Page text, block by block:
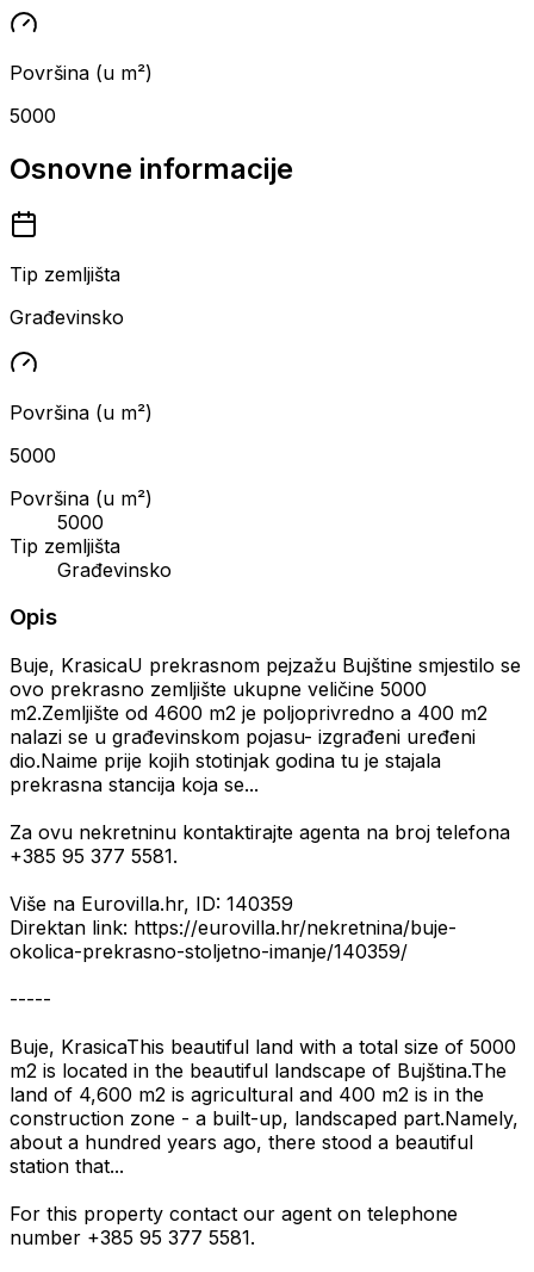
Površina (u m²)
5000
Osnovne informacije
Tip zemljišta
Građevinsko
Površina (u m²)
5000
Površina (u m²)
5000
Tip zemljišta
Građevinsko
Opis
Buje, KrasicaU prekrasnom pejzažu Bujštine smjestilo se
ovo prekrasno zemljište ukupne veličine 5000
m2.Zemljište od 4600 m2 je poljoprivredno a 400 m2
nalazi se u građevinskom pojasu- izgrađeni uređeni
dio.Naime prije kojih stotinjak godina tu je stajala
prekrasna stancija koja se...
Za ovu nekretninu kontaktirajte agenta na broj telefona
+385 95 377 5581.
Više na Eurovilla.hr, ID: 140359
Direktan link: https://eurovilla.hr/nekretnina/buje-
okolica-prekrasno-stoljetno-imanje/140359/
-----
Buje, KrasicaThis beautiful land with a total size of 5000
m2 is located in the beautiful landscape of Bujština.The
land of 4,600 m2 is agricultural and 400 m2 is in the
construction zone - a built-up, landscaped part.Namely,
about a hundred years ago, there stood a beautiful
station that...
For this property contact our agent on telephone
number +385 95 377 5581.